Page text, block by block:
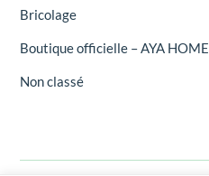
Bricolage
Boutique officielle – AYA HOME
Non classé